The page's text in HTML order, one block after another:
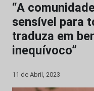
“A
sensível para
traduza em
inequívoco”
11 de Abril, 2023